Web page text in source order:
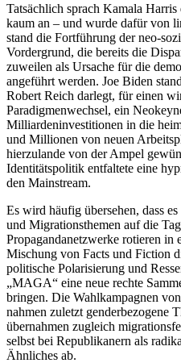
Tatsächlich sprach Kamala
kaum an – und wurde dafür von
stand die Fortführung der neo-
Vordergrund, die bereits die
zuweilen als Ursache für die
angeführt werden. Joe Biden
Robert Reich darlegt, für einen
Paradigmenwechsel, ein
Milliardeninvestitionen in die
und Millionen von neuen
hierzulande von der Ampel
Identitätspolitik entfaltete eine
den Mainstream.
Es wird häufig übersehen, dass
und Migrationsthemen auf die
Propagandanetzwerke rotieren in
Mischung von Facts und Fiction
politische Polarisierung und
„MAGA“ eine neue rechte
bringen. Die Wahlkampagnen
nahmen zuletzt genderbezogene
übernahmen zugleich
selbst bei Republikanern als
Ähnliches ab.